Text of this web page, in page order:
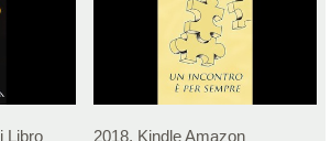
Libro
2018, Kindle Amazon